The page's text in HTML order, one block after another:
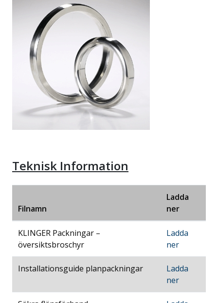
Teknisk Information
Filnamn
Ladda
ner
KLINGER Packningar –
översiktsbroschyr
Ladda
ner
Installationsguide planpackningar
Ladda
ner